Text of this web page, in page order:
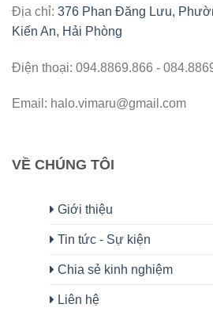
Địa chỉ: 376 Phan Đăng Lưu,
Kiến An, Hải Phòng
Điện thoại: 094.8869.866 -
Email: halo.vimaru@gmail.com
VỀ CHÚNG TÔI
Giới thiệu
Tin tức - Sự kiện
Chia sẻ kinh nghiệm
Liên hệ